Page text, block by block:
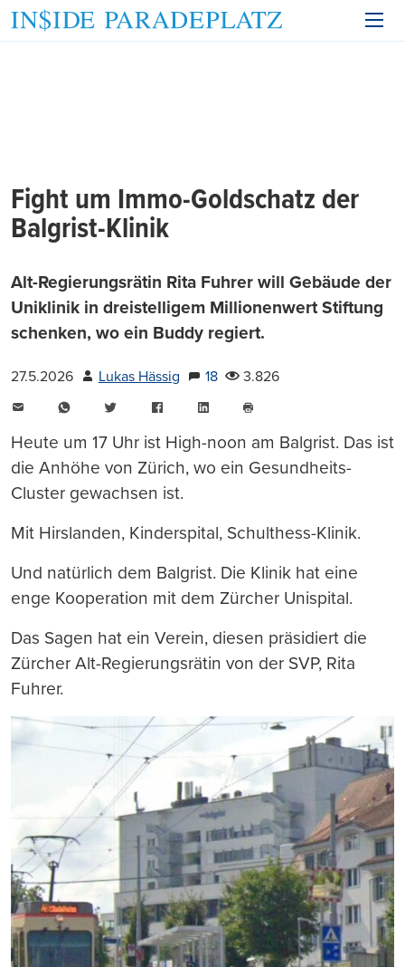
Fight um Immo-Goldschatz der
Balgrist-Klinik
Alt-Regierungsrätin Rita Fuhrer will Gebäude der
Uniklinik in dreistelligem Millionenwert Stiftung
schenken, wo ein Buddy regiert.
27.5.2026 Lukas Hässig 18
3.826
WhatsAppTwitter FacebookLinkedIn
drucken
Heute um 17 Uhr ist High-noon am Balgrist. Das ist
die Anhöhe von Zürich, wo ein Gesundheits-
Cluster gewachsen ist.
Mit Hirslanden, Kinderspital, Schulthess-Klinik.
Und natürlich dem Balgrist. Die Klinik hat eine
enge Kooperation mit dem Zürcher Unispital.
Das Sagen hat ein Verein, diesen präsidiert die
Zürcher Alt-Regierungsrätin von der SVP, Rita
Fuhrer.